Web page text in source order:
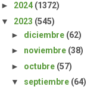
► 2024 (1372)
▼ 2023 (545)
► diciembre (62)
► noviembre (38)
► octubre (57)
▼ septiembre (64)